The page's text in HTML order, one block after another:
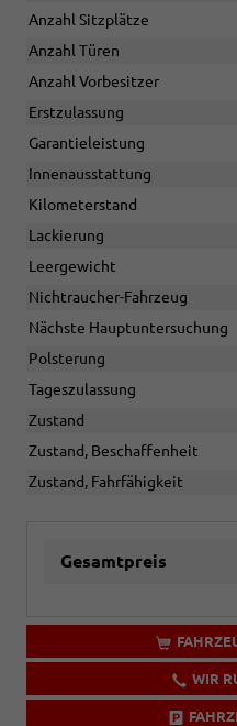
Anzahl Sitzplätze
Anzahl Türen
Anzahl Vorbesitzer
Erstzulassung
Garantieleistung
Innenausstattung
Kilometerstand
Lackierung
Leergewicht
Nichtraucher-Fahrzeug
Nächste Hauptuntersuchung
Polsterung
Tageszulassung
Zustand
Zustand, Beschaffenheit
Zustand, Fahrfähigkeit
Gesamtpreis
WIR